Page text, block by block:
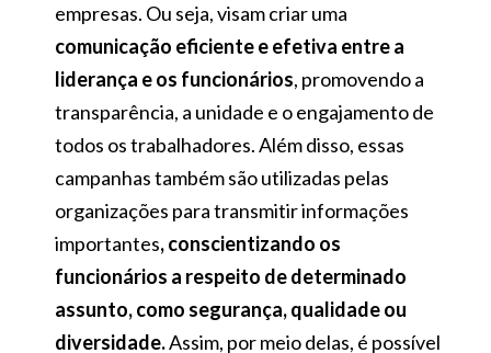
empresas. Ou seja, visam criar uma
comunicação eficiente e efetiva entre a
liderança e os funcionários, promovendo a
transparência, a unidade e o engajamento de
todos os trabalhadores. Além disso, essas
campanhas também são utilizadas pelas
organizações para transmitir informações
importantes, conscientizando os
funcionários a respeito de determinado
assunto, como segurança, qualidade ou
diversidade.Assim, por meio delas, é possível